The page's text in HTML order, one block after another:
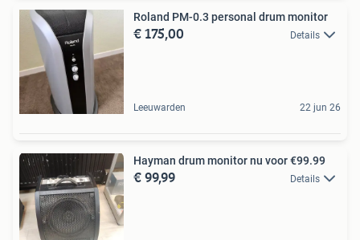
Roland PM-0.3 personal drum monitor
€ 175,00 Details
Leeuwarden 22 jun 26
Hayman drum monitor nu voor €99.99
€ 99,99 Details